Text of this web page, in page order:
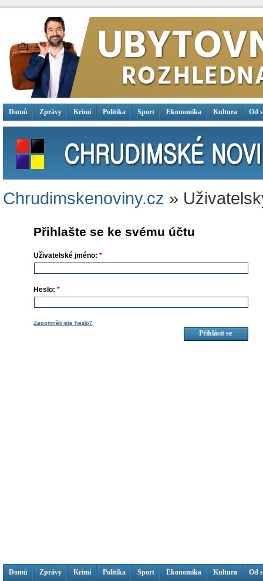
Domů Zprávy Krimi Politika Sport Ekonomika Kultura Od
Chrudimskenoviny.cz »
Přihlašte se ke svému účtu
Uživatelské jméno:*
Heslo:*
Zapomněli jste heslo?
Domů Zprávy Krimi Politika Sport Ekonomika Kultura Od